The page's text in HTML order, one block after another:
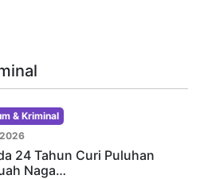
& Kriminal
24 Tahun Curi Puluhan
Naga…